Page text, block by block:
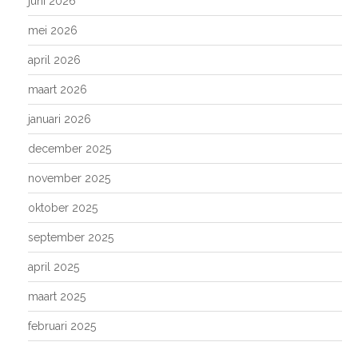
mei 2026
april 2026
maart 2026
januari 2026
december 2025
november 2025
oktober 2025
september 2025
april 2025
maart 2025
februari 2025